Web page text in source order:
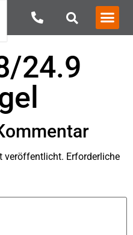
24.9
veröffentlicht. Erforderliche